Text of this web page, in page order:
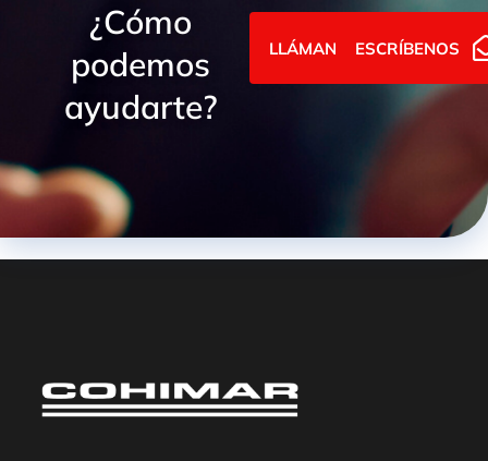
¿Cómo
podemos
ayudarte?
LLÁMANOSESCRÍBENOS